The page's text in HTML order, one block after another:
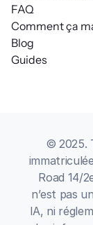
FAQ
Comment ça
Blog
Guides
© 2025.
Road 14/
n’est pas
IA, ni